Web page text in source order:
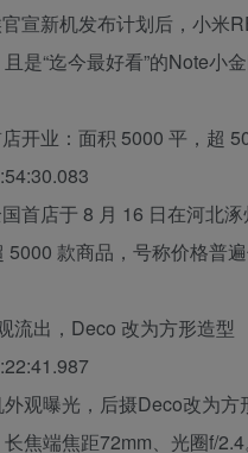
宣新机发布计划后，小米
是“迄今最好看”的Note小金
开业：面积 5000 平，超
首店于 8 月 16 日在河北
款商品，号称价格普遍
流出，Deco 改为方形造型
观曝光，后摄Deco改为
焦端焦距72mm、光圈f/